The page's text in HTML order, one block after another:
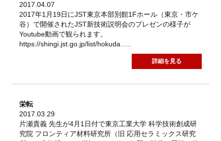
2017.04.07
2017年1月19日にJST東京本部別館1Fホール（東京・市ケ
谷）で開催されたJST新技術説明会のプレゼンの様子が
Youtube動画で観られます。
https://shingi.jst.go.jp/list/hokuda…..
詳細を見る
栄転
2017.03.29
片瀬貴義 先生が4月1日付で東京工業大学 科学技術創成研
究院 フロンティア材料研究所（旧 応用セラミックス研究